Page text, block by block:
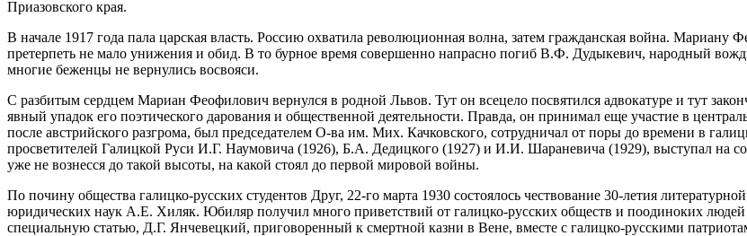
Приазовского края.
В начале 1917 года пала царская власть. Россию охватила революционная волна, затем гражданская война. Мариану
претерпеть не мало унижения и обид. В то бурное время совершенно напрасно погиб В.Ф. Дудыкевич, народный
многие беженцы не вернулись восвояси.
С разбитым сердцем Мариан Феофилович вернулся в родной Львов. Тут он всецело посвятился адвокатуре и тут
явный упадок его поэтического дарования и общественной деятельности. Правда, он принимал еще участие в
после австрийского разгрома, был председателем О-ва им. Мих. Качковского, сотрудничал от поры до времени в
просветителей Галицкой Руси И.Г. Наумовича (1926), Б.А. Дедицкого (1927) и И.И. Шараневича (1929), выступал на
уже не вознесся до такой высоты, на какой стоял до первой мировой войны.
По почину общества галицко-русских студентов Друг, 22-го марта 1930 состоялось чествование 30-летия
юридических наук А.Е. Хиляк. Юбиляр получил много приветствий от галицко-русских обществ и поодиноких
специальную статью, Д.Г. Янчевецкий, приговоренный к смертной казни в Вене, вместе с галицко-русскими